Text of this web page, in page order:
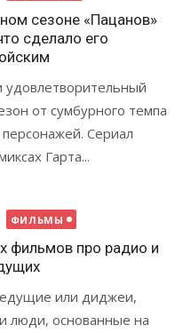
сезоне «Пацанов»
сделало его
удовлетворительный
от сумбурного темпа
Сериал
Гарта...
ФИЛЬМЫ
фильмов про радио и
или диджеи,
люди, основанные на